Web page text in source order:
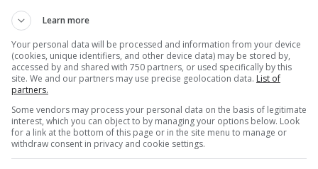
un fund marin care se ridică brusc, se poate descarca
lavânturile offshore și onshore
. Acestea indică direcția
mare. Vânturile onshore puternice pot provoca spargerea
apropierea coastei.
de situații în care vânturi onshore puternice au bătut timp de
valurile de swell lungi vor asigura distracția (relativ sigură).
perioada valului. Valurile înalte cu o perioadă scurtă (mai
Learn more
Your personal data will be processed and information from your device
(cookies, unique identifiers, and other device data) may be stored by,
accessed by and shared with 750 partners, or used specifically by this
site. We and our partners may use precise geolocation data. List of
partners.
Some vendors may process your personal data on the basis of legitimate
interest, which you can object to by managing your options below. Look
for a link at the bottom of this page or in the site menu to manage or
withdraw consent in privacy and cookie settings.